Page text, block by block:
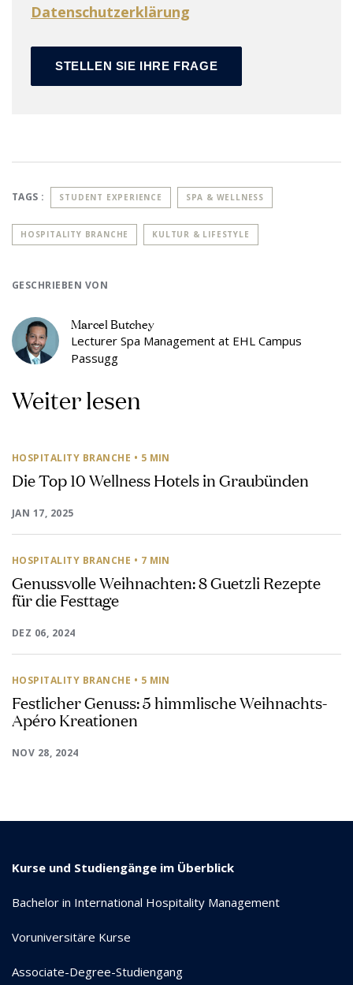
Datenschutzerklärung
TAGS : STUDENT EXPERIENCE SPA & WELLNESS
HOSPITALITY BRANCHE KULTUR & LIFESTYLE
GESCHRIEBEN VON
Marcel Butchey
Lecturer Spa Management at EHL Campus
Passugg
Weiter lesen
HOSPITALITY BRANCHE • 5 MIN
Die Top 10 Wellness Hotels in Graubünden
JAN 17, 2025
HOSPITALITY BRANCHE • 7 MIN
Genussvolle Weihnachten: 8 Guetzli Rezepte
für die Festtage
DEZ 06, 2024
HOSPITALITY BRANCHE • 5 MIN
Festlicher Genuss: 5 himmlische Weihnachts-
Apéro Kreationen
NOV 28, 2024
Kurse und Studiengänge im Überblick
Bachelor in International Hospitality Management
Voruniversitäre Kurse
Associate-Degree-Studiengang